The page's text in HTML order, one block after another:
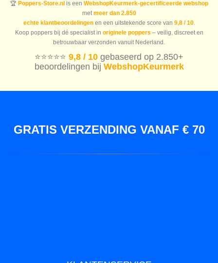
🏆 Poppers-Store.nlis een WebshopKeurmerk-gecertificeerde webshop
met meer dan 2.850
echte klantbeoordelingenen een uitstekende score van 9,8 / 10.
Koop poppers bij dé specialist in originele poppers – veilig, discreet en
betrouwbaar verzonden vanuit Nederland.
⭐️⭐️⭐️⭐️⭐️ 9,8 / 10 gebaseerd op 2.850+
beoordelingen bij WebshopKeurmerk
GRATIS VERZENDING VANAF € 70